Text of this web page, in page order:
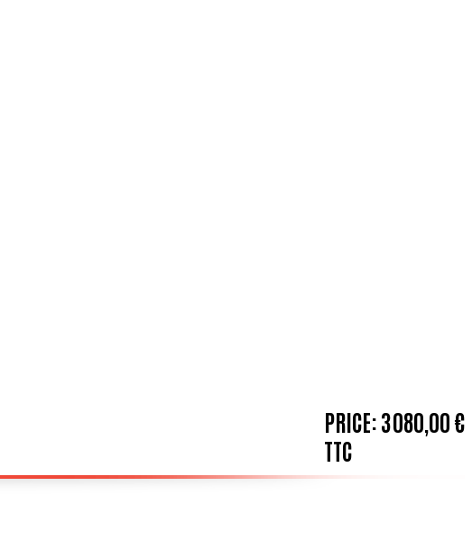
PRICE:3 080,00 €
TTC